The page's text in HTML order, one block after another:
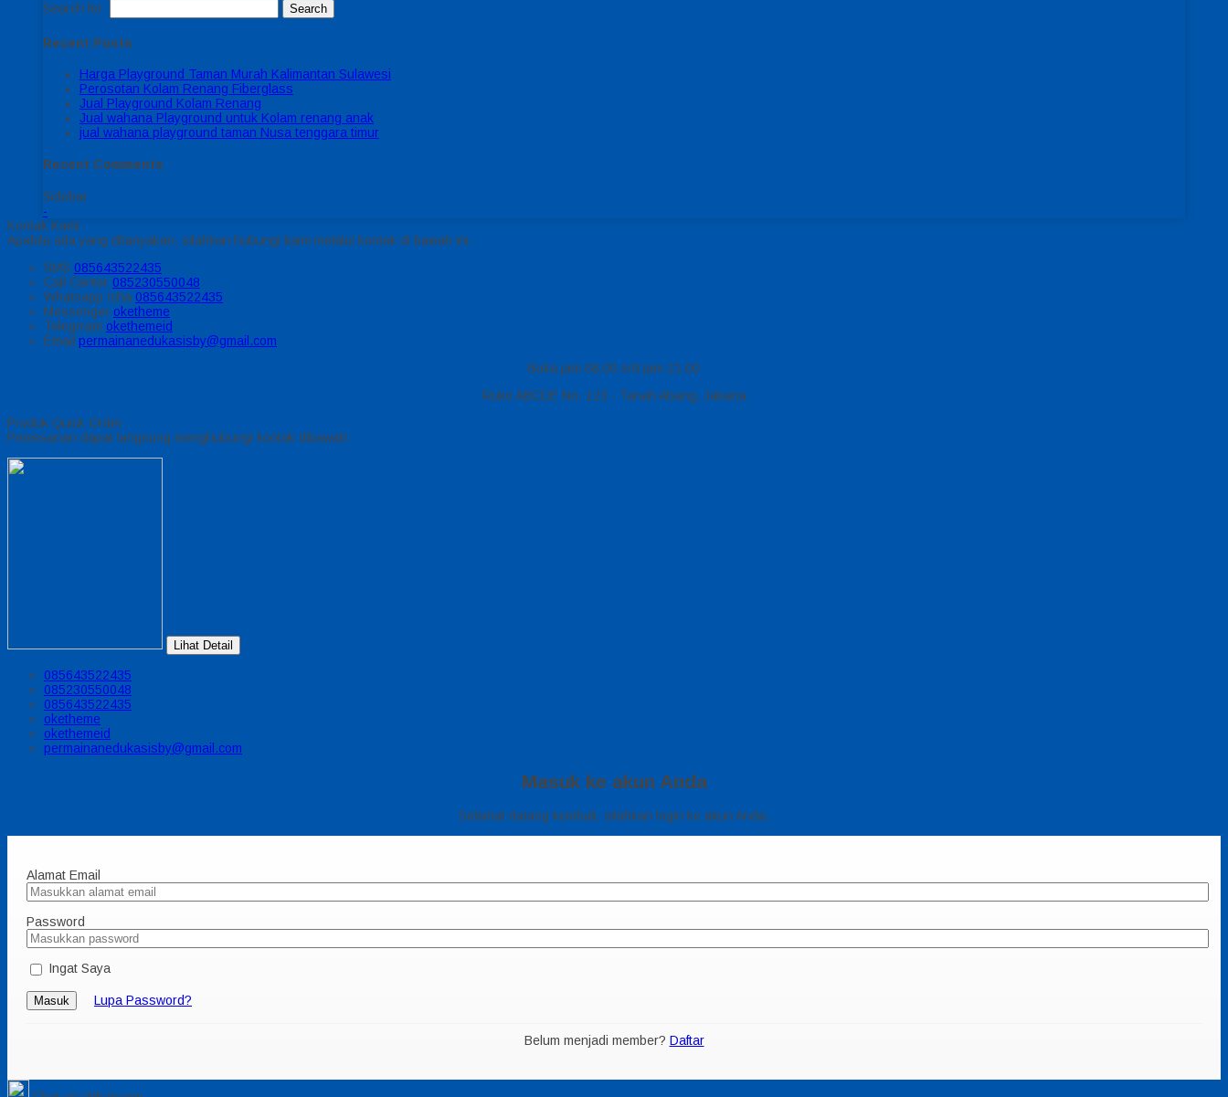
Search for:
Recent Posts
Harga Playground Taman Murah Kalimantan Sulawesi
Perosotan Kolam Renang Fiberglass
Jual Playground Kolam Renang
Jual wahana Playground untuk Kolam renang anak
jual wahana playground taman Nusa tenggara timur
Recent Comments
Sidebar
-
Kontak Kami
Apabila ada yang ditanyakan, silahkan hubungi kami melalui kontak di bawah ini.
SMS 085643522435
Call Center 085230550048
Whatsapp Icha 085643522435
Messenger oketheme
Telegrram okethemeid
Email permainanedukasisby@gmail.com
Buka jam 08.00 s/d jam 21.00
Ruko ABCDE No. 123 - Tanah Abang, Jakarta
Produk Quick Order
Pemesanan dapat langsung menghubungi kontak dibawah:
Lihat Detail
085643522435
085230550048
085643522435
oketheme
okethemeid
permainanedukasisby@gmail.com
Masuk ke akun Anda
Selamat datang kembali, silahkan login ke akun Anda.
Alamat Email
Password
Ingat Saya
Masuk Lupa Password?
Belum menjadi member? Daftar